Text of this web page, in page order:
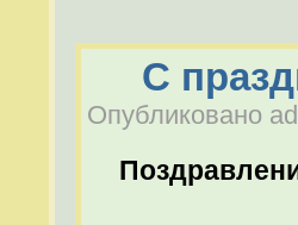
С
Опубликовано